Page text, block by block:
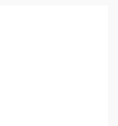
poljoprivredno.
ostale oblike